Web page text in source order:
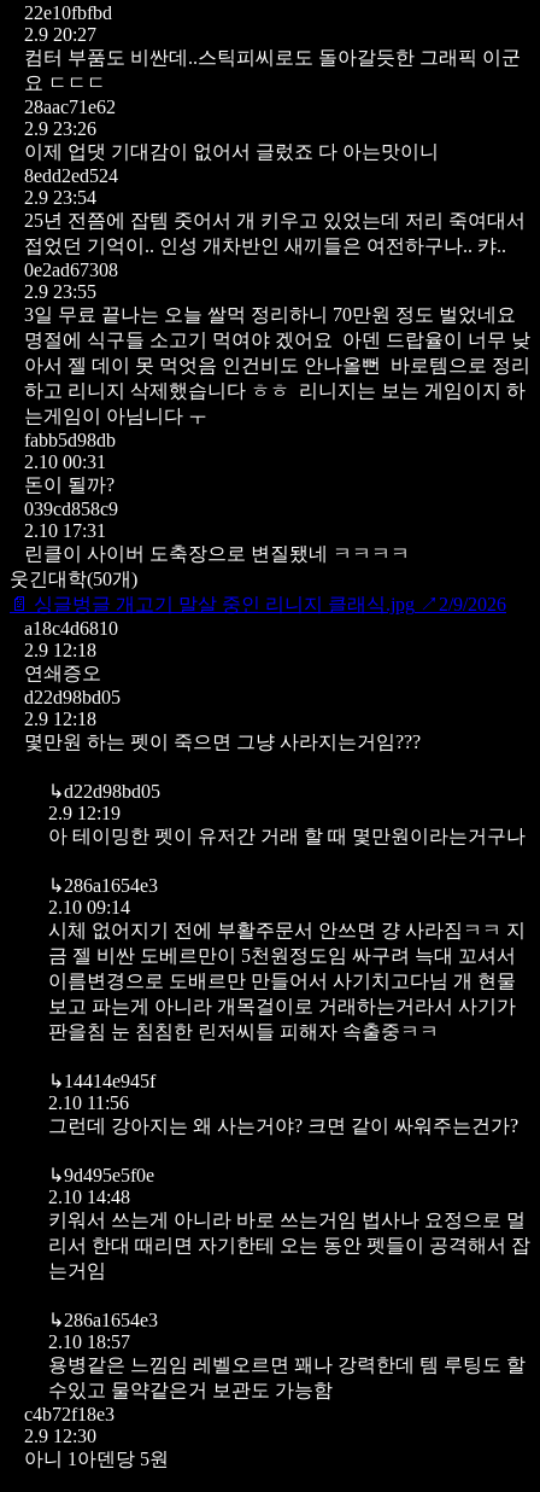
22e10fbfbd
2.9 20:27
컴터 부품도 비싼데..스틱피씨로도 돌아갈듯한 그래픽 이군
요 ㄷㄷㄷ
28aac71e62
2.9 23:26
이제 업댓 기대감이 없어서 글렀죠 다 아는맛이니
8edd2ed524
2.9 23:54
25년 전쯤에 잡템 줏어서 개 키우고 있었는데 저리 죽여대서
접었던 기억이.. 인성 개차반인 새끼들은 여전하구나.. 캬..
0e2ad67308
2.9 23:55
3일 무료 끝나는 오늘 쌀먹 정리하니 70만원 정도 벌었네요
명절에 식구들 소고기 먹여야 겠어요 아덴 드랍율이 너무 낮
아서 젤 데이 못 먹엇음 인건비도 안나올뻔 바로템으로 정리
하고 리니지 삭제했습니다 ㅎㅎ 리니지는 보는 게임이지 하
는게임이 아님니다 ㅜ
fabb5d98db
2.10 00:31
돈이 될까?
039cd858c9
2.10 17:31
린클이 사이버 도축장으로 변질됐네 ㅋㅋㅋㅋ
웃긴대학(50개)
📄 싱글벙글 개고기 말살 중인 리니지 클래식.jpg ↗ 2/9/2026
a18c4d6810
2.9 12:18
연쇄증오
d22d98bd05
2.9 12:18
몇만원 하는 펫이 죽으면 그냥 사라지는거임???
↳d22d98bd05
2.9 12:19
아 테이밍한 펫이 유저간 거래 할 때 몇만원이라는거구나
↳286a1654e3
2.10 09:14
시체 없어지기 전에 부활주문서 안쓰면 걍 사라짐ㅋㅋ 지
금 젤 비싼 도베르만이 5천원정도임 싸구려 늑대 꼬셔서
이름변경으로 도배르만 만들어서 사기치고다님 개 현물
보고 파는게 아니라 개목걸이로 거래하는거라서 사기가
판을침 눈 침침한 린저씨들 피해자 속출중ㅋㅋ
↳14414e945f
2.10 11:56
그런데 강아지는 왜 사는거야? 크면 같이 싸워주는건가?
↳9d495e5f0e
2.10 14:48
키워서 쓰는게 아니라 바로 쓰는거임 법사나 요정으로 멀
리서 한대 때리면 자기한테 오는 동안 펫들이 공격해서 잡
는거임
↳286a1654e3
2.10 18:57
용병같은 느낌임 레벨오르면 꽤나 강력한데 템 루팅도 할
수있고 물약같은거 보관도 가능함
c4b72f18e3
2.9 12:30
아니 1아덴당 5원